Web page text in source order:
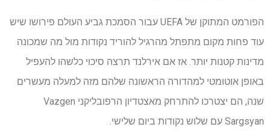
הפורמט המתוקן של UEFA עבור הסמכת גביע העולם פירושו שיש
עוד פחות מקום מתפתל מהרגיל להוריד נקודות מול מה שמכונה
מדינות קטנות יותר. אז אם אירלנד תרצה סיכוי כלשהו להעפיל
באופן אוטומטי למהדורה הראשונה שלהם מזה למעלה מעשרים
שנה, הם יצטרכו להתרחק מאצטדיון הרפובליקני Vazgen
Sargsyan עם שלוש נקודות ביום שלישי.